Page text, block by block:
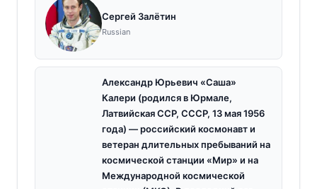
Сергей Залётин
Russian
Александр Юрьевич «Саша»
Калери (родился в Юрмале,
Латвийская ССР, СССР, 13 мая 1956
года) — российский космонавт и
ветеран длительных пребываний на
космической станции «Мир» и на
Международной космической